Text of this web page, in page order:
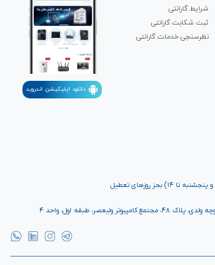
ولیعصر، طبقه اول، واحد ۴
شرایط گارانتی
ثبت شکابت‌ گارانتی
نظرسنجی خدمات گارانتی
دانلود اپلیکیشن اندروید